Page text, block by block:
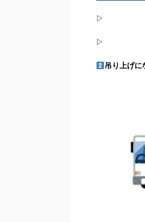
▷
▷
吊り上げに